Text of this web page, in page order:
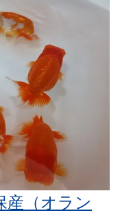
産（オラン